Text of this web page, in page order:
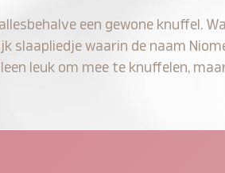
allesbehalve een gewone knuffel.
slaapliedje waarin de naam
leuk om mee te knuffelen,